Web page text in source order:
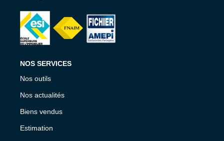
NOS SERVICES
Nos outils
Nos actualités
Biens vendus
Estimation